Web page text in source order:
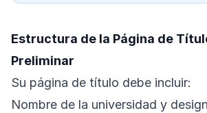
Estructura de la Página de
Preliminar
Su página de título debe incluir:
Nombre de la universidad y